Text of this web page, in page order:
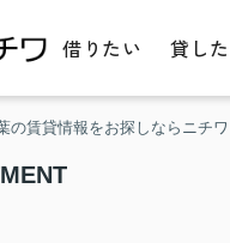
借りたい 貸し
の賃貸情報をお探しならニチワ